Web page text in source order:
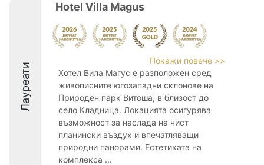
Лауреати
Hotel Villa Magus
Покажи повече >>
Хотел Вила Магус е разположен сред
живописните югозападни склонове на
Природен парк Витоша, в близост до
село Кладница. Локацията осигурява
възможност за наслада на чист
планински въздух и впечатляващи
природни панорами. Естетиката на
комплекса ...